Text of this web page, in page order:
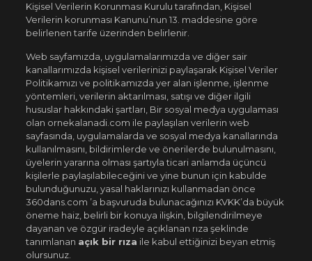
Kişisel Verilerin Korunması Kurulu tarafından, Kişisel
Verilerin korunması Kanunu’nun 13. maddesine göre
belirlenen tarife üzerinden belirlenir.
Web sayfamızda, uygulamalarımızda ve diğer sair
kanallarımızda kişisel verilerinizi paylaşarak Kişisel Veriler
Politikamızı ve politikamızda yer alan işlenme, işlenme
yöntemleri, verilerin aktarılması, satışı ve diğer ilgili
hususlar hakkındaki şartları, Bir sosyal medya uygulaması
olan ornekalanadi.com ile paylaşılan verilerin web
sayfasında, uygulamalarda ve sosyal medya kanallarında
kullanılmasını, bildirimlerde ve önerilerde bulunulmasını,
üyelerin yararına olması şartıyla ticari anlamda üçüncü
kişilerle paylaşılabileceğini ve yine bunun için kabulde
bulunduğunuzu, yasal haklarınızı kullanmadan önce
360dans.com ’a başvuruda bulunacağınızı KVKK’da büyük
öneme haiz, belirli bir konuya ilişkin, bilgilendirilmeye
dayanan ve özgür iradeyle açıklanan rıza şeklinde
tanımlanan açık bir rıza ile kabul ettiğinizi beyan etmiş
olursunuz.